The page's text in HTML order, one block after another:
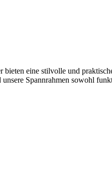
eine stilvolle und
Spannrahmen sowohl